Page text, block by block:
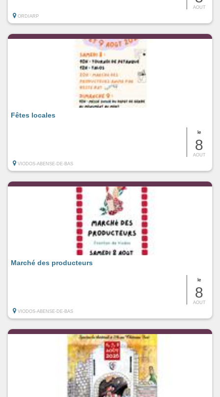
AOUT
ORDIARP
le
8
AOUT
Fêtes locales
VIODOS-ABENSE-DE-BAS
le
8
AOUT
Marché des producteurs
VIODOS-ABENSE-DE-BAS